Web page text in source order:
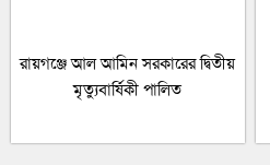
রায়গঞ্জে আল আমিন সরকারের দ্বিতীয়
মৃত্যুবার্ষিকী পালিত